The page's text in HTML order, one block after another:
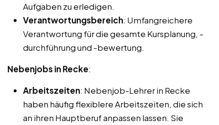
Aufgaben zu erledigen.
Verantwortungsbereich: Umfangreichere
Verantwortung für die gesamte Kursplanung, -
durchführung und -bewertung.
Nebenjobs in Recke:
Arbeitszeiten: Nebenjob-Lehrer in Recke
haben häufig flexiblere Arbeitszeiten, die sich
an ihren Hauptberuf anpassen lassen. Sie